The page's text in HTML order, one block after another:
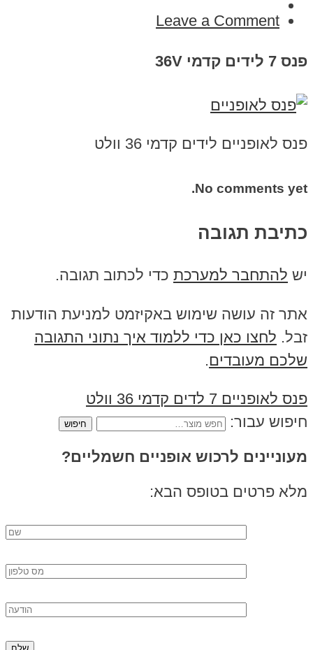
Leave a Comment
פנס 7 לידים קדמי 36V
פנס לאופניים לידים קדמי 36 וולט
No comments yet.
כתיבת תגובה
יש להתחבר למערכת כדי לכתוב תגובה.
אתר זה עושה שימוש באקיזמט למניעת הודעות
זבל. לחצו כאן כדי ללמוד איך נתוני התגובה
שלכם מעובדים.
פנס לאופניים 7 לדים קדמי 36 וולט
חיפוש עבור:
מעוניינים לרכוש אופניים חשמליים?
מלא פרטים בטופס הבא: